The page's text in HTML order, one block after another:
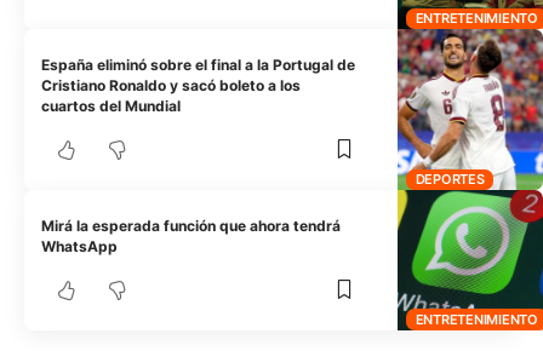
ENTRETENIMIENTO
DEPORTES
España eliminó sobre el final a la Portugal de
Cristiano Ronaldo y sacó boleto a los
cuartos del Mundial
ENTRETENIMIENTO
Mirá la esperada función que ahora tendrá
WhatsApp